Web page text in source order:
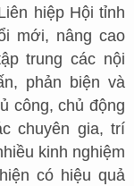
hiệp Hội tỉnh
mới, nâng cao
trung các nội
phản biện và
công, chủ động
chuyên gia, trí
kinh nghiệm
có hiệu quả